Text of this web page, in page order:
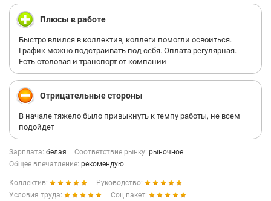
Плюсы в работе
Быстро влился в коллектив, коллеги помогли освоиться.
График можно подстраивать под себя. Оплата регулярная.
Есть столовая и транспорт от компании
Отрицательные стороны
В начале тяжело было привыкнуть к темпу работы, не всем
подойдет
Зарплата: белая Соответствие рынку: рыночное
Общее впечатление: рекомендую
Коллектив:
Руководство:
Условия труда:
Соц.пакет: